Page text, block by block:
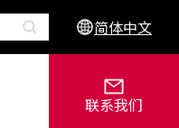
简体中文
联系我们